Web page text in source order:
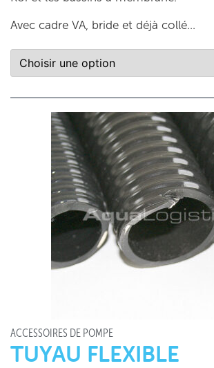
Avec cadre VA, bride et déjà collé...
ACCESSOIRES DE POMPE
TUYAU FLEXIBLE